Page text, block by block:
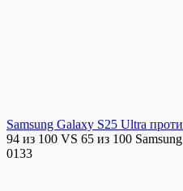
Samsung Galaxy S25 Ultra
94 из 100 VS 65 из 100
0133